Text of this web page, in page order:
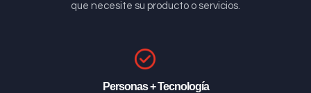
que necesite su producto o servicios.
Personas + Tecnología